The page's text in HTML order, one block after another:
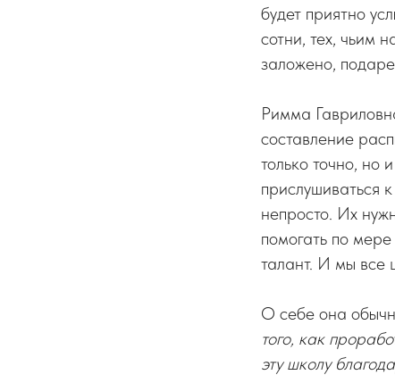
будет приятно
сотни, тех, чьим
заложено,
Римма
составление
только точно, но
прислушиваться
непросто. Их
помогать по
талант. И мы все
О себе она
того, как
эту школу